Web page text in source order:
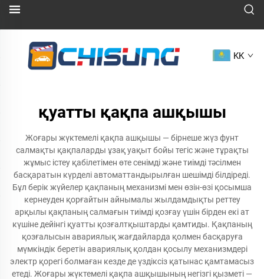
KK
қуатты қақпа ашқышы
Жоғары жүктемелі қақпа ашқышы — бірнеше жүз фунт
салмақты қақпаларды ұзақ уақыт бойы тегіс және тұрақты
жұмыс істеу қабілетімен өте сенімді және тиімді тәсілмен
басқаратын күрделі автоматтандырылған шешімді білдіреді.
Бұл берік жүйелер қақпаның механизмі мен өзін-өзі қосымша
кернеуден қорғайтын айнымалы жылдамдықты реттеу
арқылы қақпаның салмағын тиімді қозғау үшін бірден екі ат
күшіне дейінгі қуатты қозғалтқыштарды қамтиды. Қақпаның
қозғалысын авариялық жағдайларда қолмен басқаруға
мүмкіндік беретін авариялық қолдан қосылу механизмдері
электр қорегі болмаған кезде де үздіксіз қатынас қамтамасыз
етеді. Жоғары жүктемелі қақпа ашқышының негізгі қызметі —